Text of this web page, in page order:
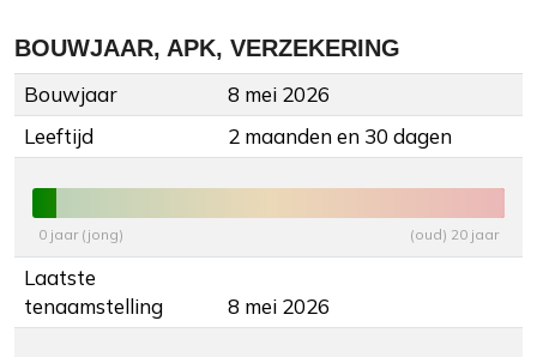
BOUWJAAR, APK, VERZEKERING
Bouwjaar
8 mei 2026
Leeftijd
2 maanden en 30 dagen
0 jaar (jong) (oud) 20 jaar
Laatste
tenaamstelling
8 mei 2026